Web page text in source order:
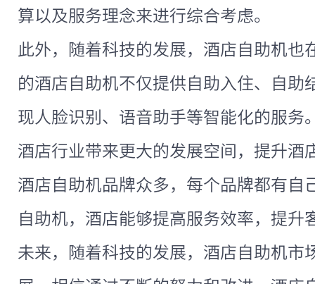
算以及服务理念来进行综合考虑。
此外，随着科技的发展，酒店自助机也
的酒店自助机不仅提供自助入住、自助
现人脸识别、语音助手等智能化的服务
酒店行业带来更大的发展空间，提升酒
酒店自助机品牌众多，每个品牌都有自
自助机，酒店能够提高服务效率，提升
未来，随着科技的发展，酒店自助机市